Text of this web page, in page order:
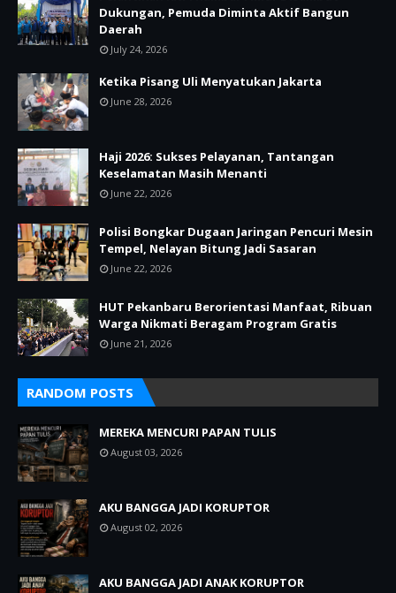
Dukungan, Pemuda Diminta Aktif Bangun
Daerah
July 24, 2026
Ketika Pisang Uli Menyatukan Jakarta
June 28, 2026
Haji 2026: Sukses Pelayanan, Tantangan
Keselamatan Masih Menanti
June 22, 2026
Polisi Bongkar Dugaan Jaringan Pencuri Mesin
Tempel, Nelayan Bitung Jadi Sasaran
June 22, 2026
HUT Pekanbaru Berorientasi Manfaat, Ribuan
Warga Nikmati Beragam Program Gratis
June 21, 2026
RANDOM POSTS
MEREKA MENCURI PAPAN TULIS
August 03, 2026
AKU BANGGA JADI KORUPTOR
August 02, 2026
AKU BANGGA JADI ANAK KORUPTOR